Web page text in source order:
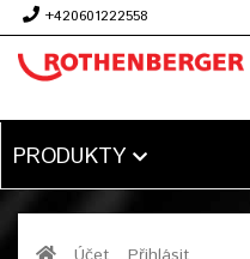
+420601222558
PRODUKTY